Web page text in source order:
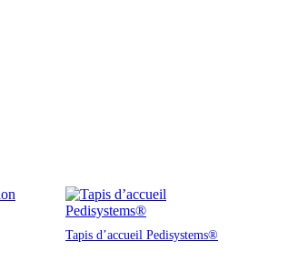
Tapis d’accueil Pedisystems®